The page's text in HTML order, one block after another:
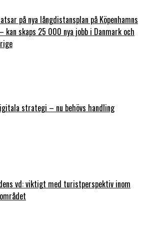
på nya långdistansplan på Köpenhamns
kan skaps 25 000 nya jobb i Danmark och
strategi – nu behövs handling
vd: viktigt med turistperspektiv inom